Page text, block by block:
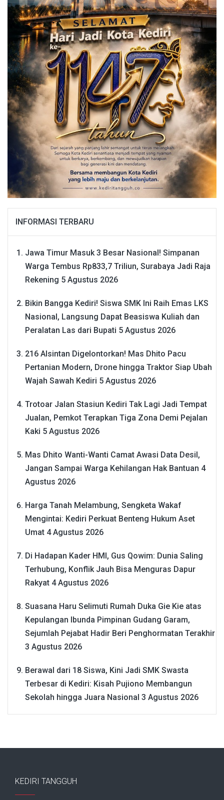
INFORMASI TERBARU
Jawa Timur Masuk 3 Besar Nasional! Simpanan
Warga Tembus Rp833,7 Triliun, Surabaya Jadi Raja
Rekening 5 Agustus 2026
Bikin Bangga Kediri! Siswa SMK Ini Raih Emas LKS
Nasional, Langsung Dapat Beasiswa Kuliah dan
Peralatan Las dari Bupati 5 Agustus 2026
216 Alsintan Digelontorkan! Mas Dhito Pacu
Pertanian Modern, Drone hingga Traktor Siap Ubah
Wajah Sawah Kediri 5 Agustus 2026
Trotoar Jalan Stasiun Kediri Tak Lagi Jadi Tempat
Jualan, Pemkot Terapkan Tiga Zona Demi Pejalan
Kaki 5 Agustus 2026
Mas Dhito Wanti-Wanti Camat Awasi Data Desil,
Jangan Sampai Warga Kehilangan Hak Bantuan 4
Agustus 2026
Harga Tanah Melambung, Sengketa Wakaf
Mengintai: Kediri Perkuat Benteng Hukum Aset
Umat 4 Agustus 2026
Di Hadapan Kader HMI, Gus Qowim: Dunia Saling
Terhubung, Konflik Jauh Bisa Menguras Dapur
Rakyat 4 Agustus 2026
Suasana Haru Selimuti Rumah Duka Gie Kie atas
Kepulangan Ibunda Pimpinan Gudang Garam,
Sejumlah Pejabat Hadir Beri Penghormatan Terakhir
3 Agustus 2026
Berawal dari 18 Siswa, Kini Jadi SMK Swasta
Terbesar di Kediri: Kisah Pujiono Membangun
Sekolah hingga Juara Nasional 3 Agustus 2026
KEDIRI TANGGUH